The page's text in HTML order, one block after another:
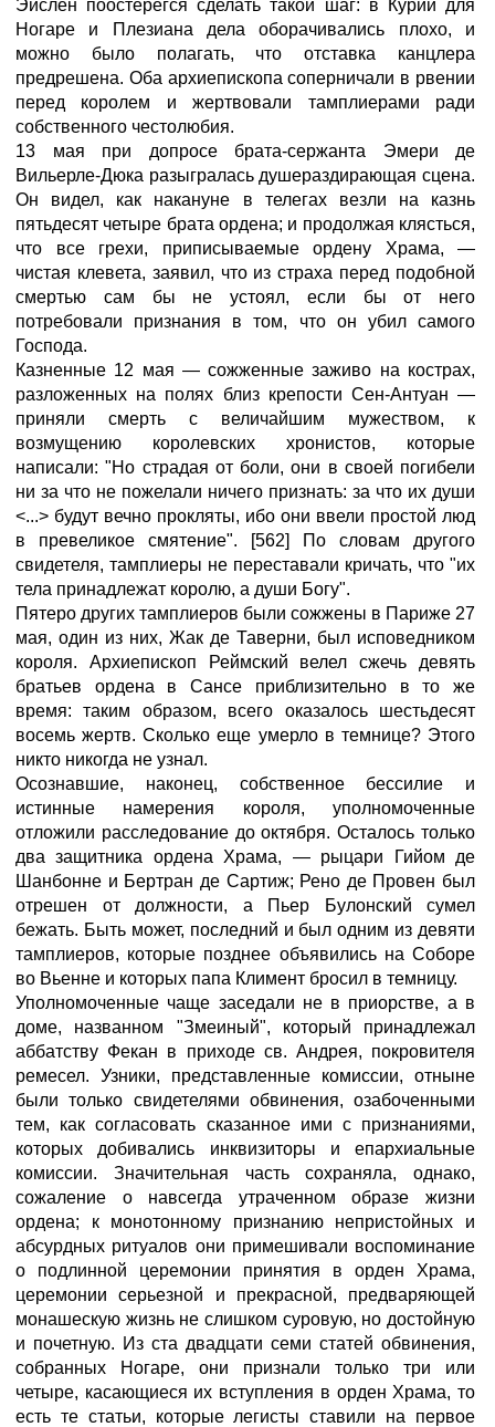
Эйслен поостерегся сделать такой шаг: в Курии для
Ногаре и Плезиана дела оборачивались плохо, и
можно было полагать, что отставка канцлера
предрешена. Оба архиепископа соперничали в рвении
перед королем и жертвовали тамплиерами ради
собственного честолюбия.
13 мая при допросе брата-сержанта Эмери де
Вильерле-Дюка разыгралась душераздирающая сцена.
Он видел, как накануне в телегах везли на казнь
пятьдесят четыре брата ордена; и продолжая клясться,
что все грехи, приписываемые ордену Храма, —
чистая клевета, заявил, что из страха перед подобной
смертью сам бы не устоял, если бы от него
потребовали признания в том, что он убил самого
Господа.
Казненные 12 мая — сожженные заживо на кострах,
разложенных на полях близ крепости Сен-Антуан —
приняли смерть с величайшим мужеством, к
возмущению королевских хронистов, которые
написали: "Но страдая от боли, они в своей погибели
ни за что не пожелали ничего признать: за что их души
<...> будут вечно прокляты, ибо они ввели простой люд
в превеликое смятение". [562] По словам другого
свидетеля, тамплиеры не переставали кричать, что "их
тела принадлежат королю, а души Богу".
Пятеро других тамплиеров были сожжены в Париже 27
мая, один из них, Жак де Таверни, был исповедником
короля. Архиепископ Реймский велел сжечь девять
братьев ордена в Сансе приблизительно в то же
время: таким образом, всего оказалось шестьдесят
восемь жертв. Сколько еще умерло в темнице? Этого
никто никогда не узнал.
Осознавшие, наконец, собственное бессилие и
истинные намерения короля, уполномоченные
отложили расследование до октября. Осталось только
два защитника ордена Храма, — рыцари Гийом де
Шанбонне и Бертран де Сартиж; Рено де Провен был
отрешен от должности, а Пьер Булонский сумел
бежать. Быть может, последний и был одним из девяти
тамплиеров, которые позднее объявились на Соборе
во Вьенне и которых папа Климент бросил в темницу.
Уполномоченные чаще заседали не в приорстве, а в
доме, названном "Змеиный", который принадлежал
аббатству Фекан в приходе св. Андрея, покровителя
ремесел. Узники, представленные комиссии, отныне
были только свидетелями обвинения, озабоченными
тем, как согласовать сказанное ими с признаниями,
которых добивались инквизиторы и епархиальные
комиссии. Значительная часть сохраняла, однако,
сожаление о навсегда утраченном образе жизни
ордена; к монотонному признанию непристойных и
абсурдных ритуалов они примешивали воспоминание
о подлинной церемонии принятия в орден Храма,
церемонии серьезной и прекрасной, предваряющей
монашескую жизнь не слишком суровую, но достойную
и почетную. Из ста двадцати семи статей обвинения,
собранных Ногаре, они признали только три или
четыре, касающиеся их вступления в орден Храма, то
есть те статьи, которые легисты ставили на первое